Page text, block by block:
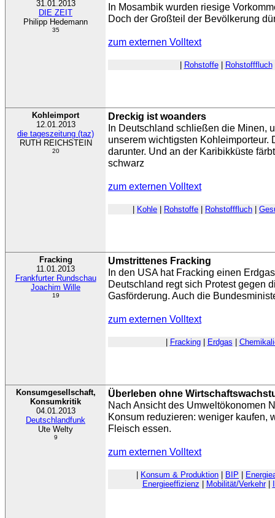
31.01.2013
DIE ZEIT
Philipp Hedemann
35
In Mosambik wurden riesige
Doch der Großteil der Bevölkerung
zum externen Volltext
Rohstoffe| Rohstofffluch
Kohleimport
12.01.2013
die tageszeitung (taz)
RUTH REICHSTEIN
20
Dreckig ist woanders
In Deutschland schließen die Minen,
unserem wichtigsten Kohleimporteur.
darunter. Und an der Karibikküste
schwarz
zum externen Volltext
Kohle Rohstoffe Rohstofffluch
Fracking
11.01.2013
Frankfurter Rundschau
Joachim Wille
19
Umstrittenes Fracking
In den USA hat Fracking einen
Deutschland regt sich Protest gegen
Gasförderung. Auch die
zum externen Volltext
Fracking| Erdgas
Konsumgesellschaft,
Konsumkritik
04.01.2013
Deutschlandfunk
Ute Welty
9
Überleben ohne
Nach Ansicht des Umweltökonomen
Konsum reduzieren: weniger kaufen,
Fleisch essen.
zum externen Volltext
Konsum & Produktion BIP
Energieeffizienz
Mobilität/Verkehr|